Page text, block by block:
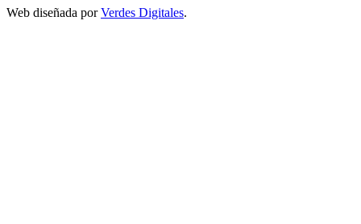
Web diseñada porVerdes Digitales.